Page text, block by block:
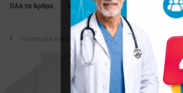
Όλα τα Άρθρα Επικαιρότητα Δελτία Τύπου
Η επιτυχία ενός γιατρού είναι ομαδικό «άθλημα»